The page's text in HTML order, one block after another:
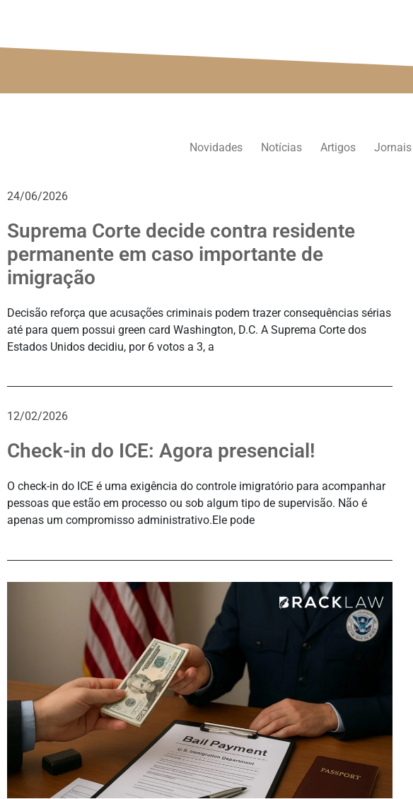
Novidades Notícias Artigos Jornais
24/06/2026
Suprema Corte decide contra residente
permanente em caso importante de
imigração
Decisão reforça que acusações criminais podem trazer consequências sérias
até para quem possui green card Washington, D.C. A Suprema Corte dos
Estados Unidos decidiu, por 6 votos a 3, a
12/02/2026
Check-in do ICE: Agora presencial!
O check-in do ICE é uma exigência do controle imigratório para acompanhar
pessoas que estão em processo ou sob algum tipo de supervisão. Não é
apenas um compromisso administrativo.Ele pode